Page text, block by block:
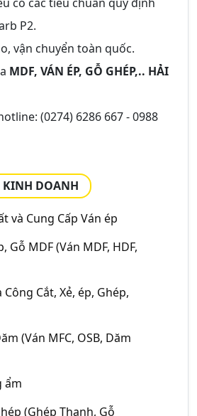
P2.
vận chuyển toàn quốc.
MDF, VÁN ÉP, GỖ GHÉP,.. HẢI
(0274) 6286 667 - 0988
KINH DOANH
và Cung Cấp Ván ép
Gỗ MDF (Ván MDF, HDF,
Công Cắt, Xẻ, ép, Ghép,
(Ván MFC, OSB, Dăm
ẩm
(Ghép Thanh, Gỗ